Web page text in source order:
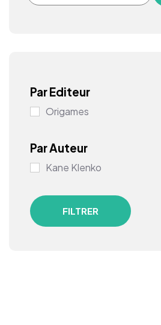
Par Editeur
Origames
Par Auteur
Kane Klenko
FILTRER